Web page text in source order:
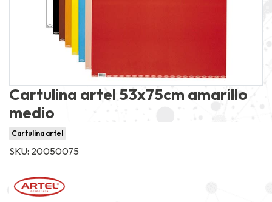
Cartulina artel 53x75cm amarillo
medio
Cartulina artel
SKU: 20050075